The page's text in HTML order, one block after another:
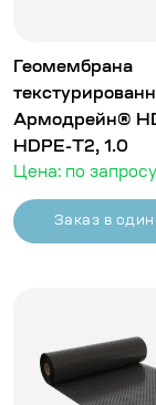
Геомембрана
Армодрейн®
HDPE-T2, 1.0
Цена: по запросу
Заказ в один